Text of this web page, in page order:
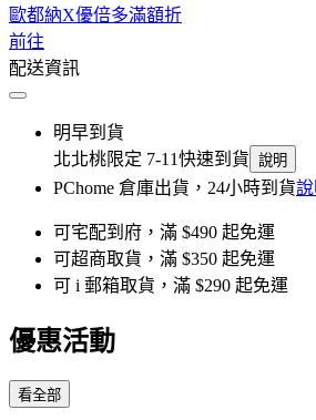
歐都納X優倍多滿額折
前往
配送資訊
明早到貨
北北桃限定 7-11快速到貨 說明
PChome 倉庫出貨，24小時到貨說
可宅配到府，滿 $490 起免運
可超商取貨，滿 $350 起免運
可 i 郵箱取貨，滿 $290 起免運
優惠活動
看全部